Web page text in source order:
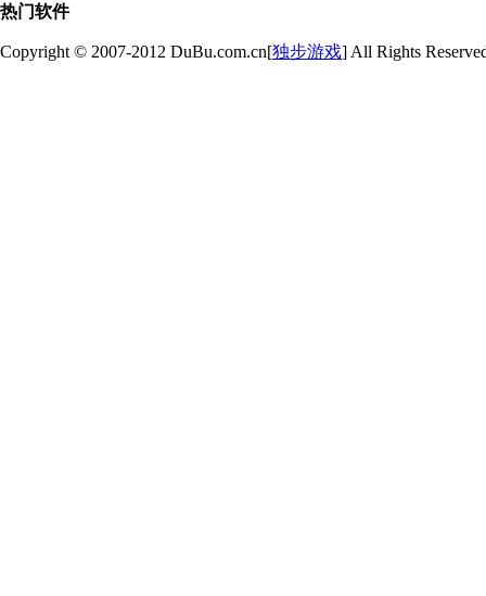
热门软件
Copyright © 2007-2012 DuBu.com.cn[独步游戏] All Rights